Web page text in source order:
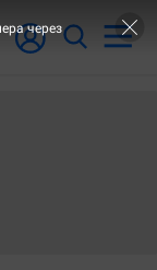
через